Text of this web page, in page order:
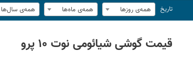
تاریخ
همه‌ی روزها همه‌ی ماه‌ها همه‌ی سال‌ها
قیمت گوشی شیائومی نوت ۱۰ پرو